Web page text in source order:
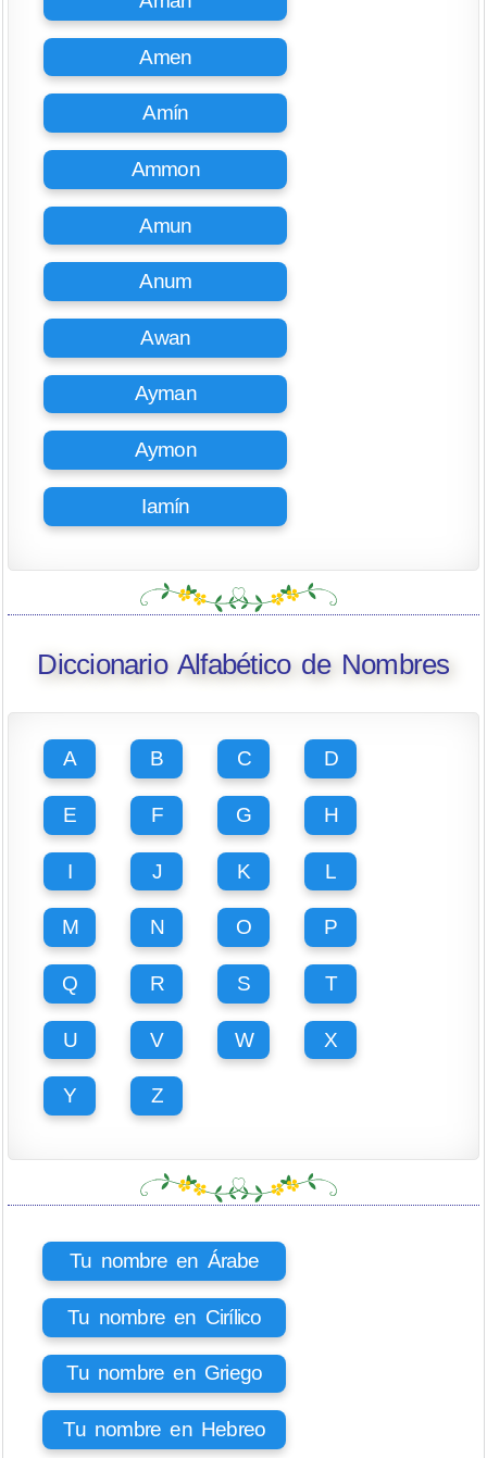
Amen
Amín
Ammon
Amun
Anum
Awan
Ayman
Aymon
Iamín
Diccionario Alfabético de Nombres
A B C D
E F G H
I J K L
M N O P
Q R S T
U V W X
Y Z
Tu nombre en Árabe
Tu nombre en Cirílico
Tu nombre en Griego
Tu nombre en Hebreo